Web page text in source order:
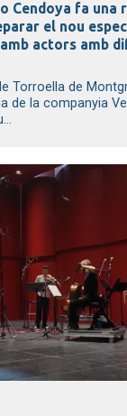
Cendoya fa una
el nou
actors amb
Torroella de
de la companyia